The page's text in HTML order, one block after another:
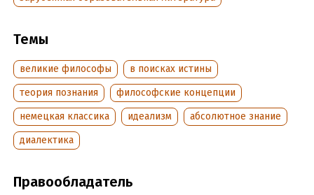
Подробная информация
Объем:1435972
Год издания:2020
Дата поступления:30 октября 2020
ISBN (EAN): 9785040944026
Время на чтение:
Темы
великие философы
в поисках истины
теория познания
философские концепции
немецкая классика
идеализм
абсолютное знание
диалектика
Правообладатель